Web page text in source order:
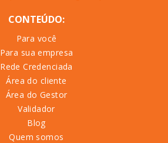
CONTEÚDO:
Para você
Para sua empresa
Rede Credenciada
Área do cliente
Área do Gestor
Validador
Blog
Quem somos